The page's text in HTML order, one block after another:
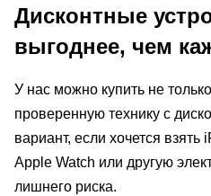
Дисконтные
выгоднее, чем
У нас можно купить не
проверенную технику с
вариант, если хочется
Apple Watch или другую
лишнего риска.